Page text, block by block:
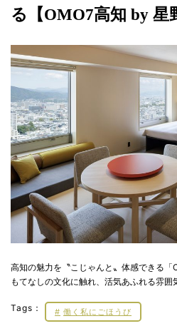
る【OMO7高知 by 星
高知の魅力を〝こじゃんと〟体感できる
もてなしの文化に触れ、活気あふれる雰囲
Tags： 働く私にごほうび